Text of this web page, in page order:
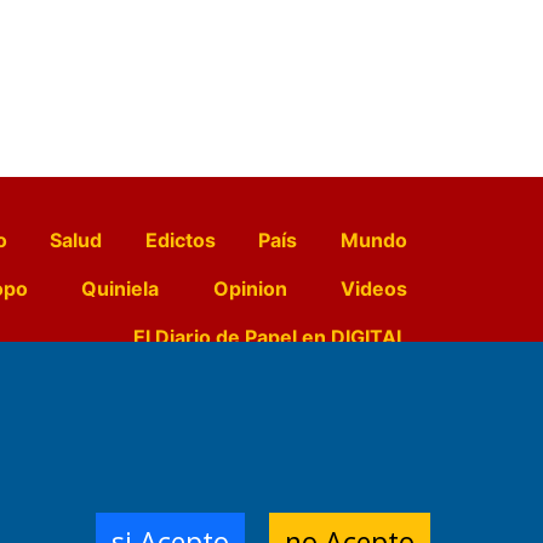
Salud Edictos País
Mundo
Quiniela Opinion
Videos
El Diario de Papel en DIGITAL